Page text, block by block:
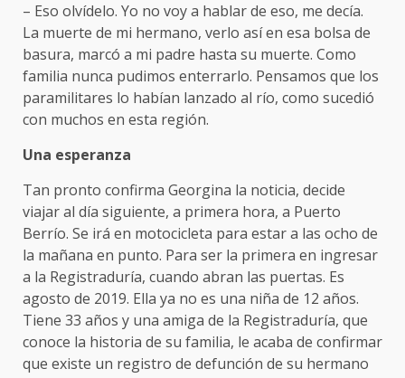
– Eso olvídelo. Yo no voy a hablar de eso, me decía.
La muerte de mi hermano, verlo así en esa bolsa de
basura, marcó a mi padre hasta su muerte. Como
familia nunca pudimos enterrarlo. Pensamos que los
paramilitares lo habían lanzado al río, como sucedió
con muchos en esta región.
Una esperanza
Tan pronto confirma Georgina la noticia, decide
viajar al día siguiente, a primera hora, a Puerto
Berrío. Se irá en motocicleta para estar a las ocho de
la mañana en punto. Para ser la primera en ingresar
a la Registraduría, cuando abran las puertas. Es
agosto de 2019. Ella ya no es una niña de 12 años.
Tiene 33 años y una amiga de la Registraduría, que
conoce la historia de su familia, le acaba de confirmar
que existe un registro de defunción de su hermano